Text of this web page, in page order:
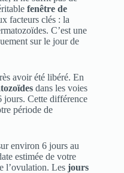
fenêtre de
facteurs clés : la
C’est une
sur le jour de
avoir été libéré. En
dans les voies
jours. Cette différence
période de
environ 6 jours au
estimée de votre
l’ovulation. Les jours